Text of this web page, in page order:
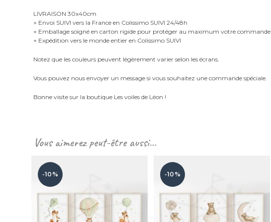
LIVRAISON 30x40cm
+ Envoi SUIVI vers la France en Colissimo SUIVI 24/48h
+ Emballage soigné en carton rigide pour protéger au maximum votre commande
+ Expédition vers le monde entier en Colissimo SUIVI
Notez que les couleurs peuvent légèrement varier selon les écrans.
Vous pouvez nous envoyer un message si vous souhaitez une commande spéciale.
Bonne visite sur la boutique Les voiles de Léon !
Vous aimerez peut-être aussi…
-10% -10%